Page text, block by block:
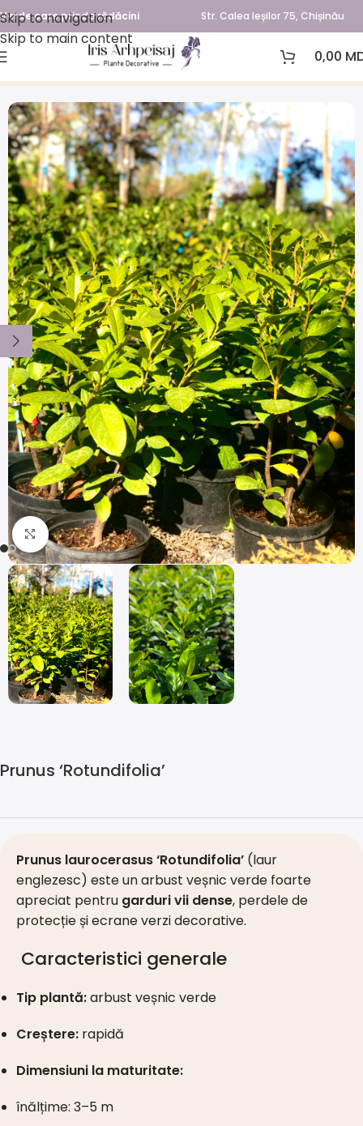
Skip to navigation
Skip to main content
Verde care prinde rădăcini Str. Calea Ieșilor 75, Chișinău
0,00
Prima pagină Arbori și arbuști
Click to enlarge
Prunus ‘Rotundifolia’
Prunus laurocerasus ‘Rotundifolia’ (laur
englezesc) este un arbust veșnic verde foarte
apreciat pentru garduri vii dense, perdele de
protecție și ecrane verzi decorative.
Caracteristici generale
Tip plantă:arbust veșnic verde
Creștere: rapidă
Dimensiuni la maturitate:
înălțime: 3–5 m